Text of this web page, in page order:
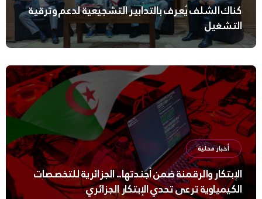
كناك الشلف يُعرف بالتدابير التشجيعية لدعم وترقية
التشغيل
أخبار محلية
الإبتكار والرقمنة ضمن أجندتها.. الجزائرية للتخصصات
الكيمياوية ترعى تحدي الإبتكار الجزائري